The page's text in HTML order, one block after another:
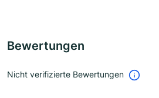
Bewertungen
Nicht verifizierte Bewertungen